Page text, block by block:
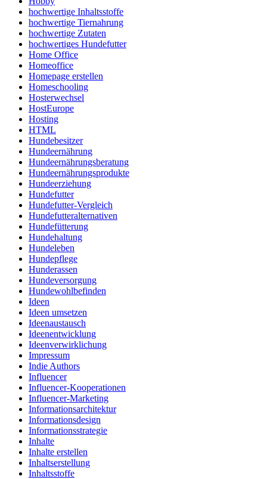
hochwertige Inhaltsstoffe
hochwertige Tiernahrung
hochwertige Zutaten
hochwertiges Hundefutter
Home Office
Homeoffice
Homepage erstellen
Homeschooling
Hosterwechsel
HostEurope
Hosting
HTML
Hundebesitzer
Hundeernährung
Hundeernährungsberatung
Hundeernährungsprodukte
Hundeerziehung
Hundefutter
Hundefutter-Vergleich
Hundefutteralternativen
Hundefütterung
Hundehaltung
Hundeleben
Hundepflege
Hunderassen
Hundeversorgung
Hundewohlbefinden
Ideen
Ideen umsetzen
Ideenaustausch
Ideenentwicklung
Ideenverwirklichung
Impressum
Indie Authors
Influencer
Influencer-Kooperationen
Influencer-Marketing
Informationsarchitektur
Informationsdesign
Informationsstrategie
Inhalte
Inhalte erstellen
Inhaltserstellung
Inhaltsstoffe